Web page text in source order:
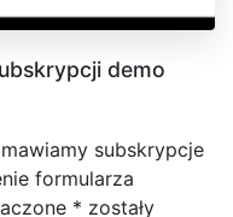
demo
subskrypcje
formularza
* zostały